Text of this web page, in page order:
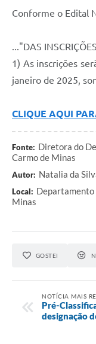
Projetos
Contas Públicas
Editais
Serviços Online
Transparência
Contato
Conforme o Edital
..."DAS INSCRIÇÕES
1) As inscrições
janeiro de 2025,
CLIQUE AQUI
Fonte: Diretora do
Carmo de Minas
Autor: Natalia da
Local: Departamento
Minas
GOSTEI
NOTÍCIA MAIS
Pré-
designação